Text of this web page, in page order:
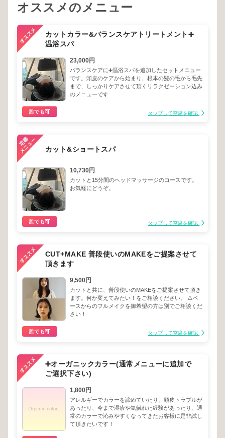
オススメのメニュー
カットカラー&バランスケアトリートメント➕
温浴スパ
23,000円
バランスケアに➕温浴スパを追加したセットメニュー
です。頭皮のケアから始まり、根本の髪の毛から毛先
まで、しっかりケアさせて頂くリラクゼーション込み
のメニューです
誰でも可 タップして空席を確認
カット&ショートスパ
10,730円
カットと15分間のヘッドマッサージのコースです。
お気軽にどうぞ。
誰でも可 タップして空席を確認
CUT+MAKE 普段使いのMAKEをご提案させて
頂きます
9,500円
カットと共に、普段使いのMAKEをご提案させて頂き
ます。何か変えてみたい！をご相談ください。 ⚠️ベ
ースからのフルメイクを御希望の方は別でご相談くだ
さい！
誰でも可 タップして空席を確認
➕オーガニックカラー(通常メニューに追加で
ご選択下さい)
1,800円
アレルギーでカラーを諦めていたり、頭皮トラブルが
あったり、今まで湿疹や気触れた経験があったり、通
常のカラーで沁みやすくなってきたお客様に是非試し
て頂きたいです！